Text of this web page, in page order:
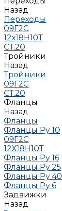
Назад
Переходы
09Г2С
12х18Н10Т
СТ.20
Тройники
Назад
Тройники
09Г2С
СТ.20
Фланцы
Назад
Фланцы
Фланцы Ру 10
09Г2С
12Х18Н10Т
Фланцы Ру 16
Фланцы Ру 25
Фланцы Ру 40
Фланцы Ру 6
Задвижки
Назад